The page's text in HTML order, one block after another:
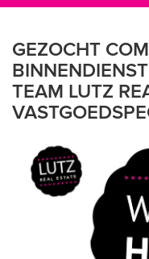
GEZOCHT
TEAM LUTZ